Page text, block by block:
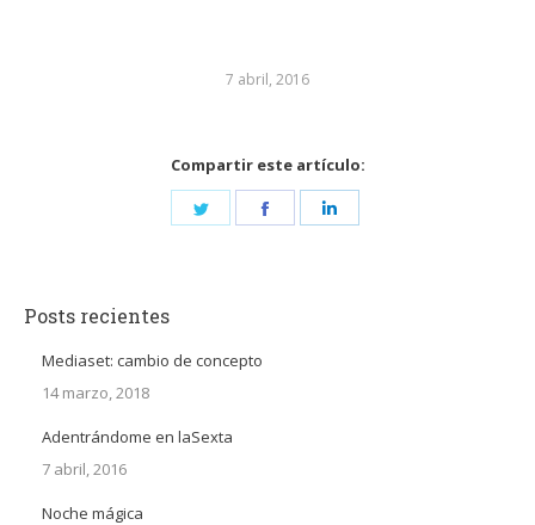
7 abril, 2016
Compartir este artículo:
Share
Share
Posts recientes
Mediaset: cambio de concepto
14 marzo, 2018
Adentrándome en laSexta
7 abril, 2016
Noche mágica